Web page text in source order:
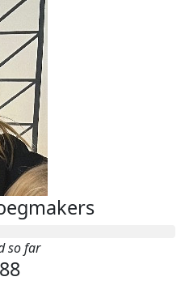
so far